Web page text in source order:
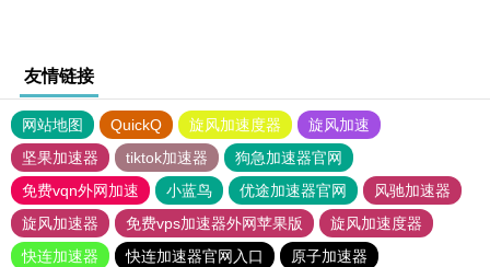
友情链接
网站地图 QuickQ 旋风加速度器
旋风加速
坚果加速器
tiktok加速器
狗急加速器官网
免费vqn外网加速
小蓝鸟 优途加速器官网
风驰加速器
旋风加速器
免费vps加速器外网苹果版
旋风加速度器
快连加速器
快连加速器官网入口
原子加速器